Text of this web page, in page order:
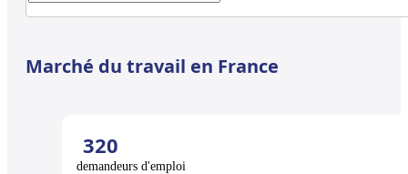
Marché du travail en France
320
demandeurs d'emploi